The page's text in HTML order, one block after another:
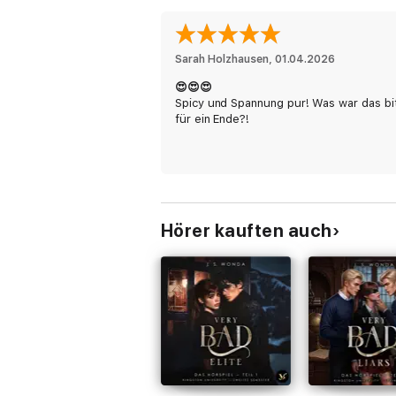
Sarah Holzhausen, 01.04.2026
😍😍😍
Spicy und Spannung pur! Was war das
für ein Ende?!
Hörer kauften auch